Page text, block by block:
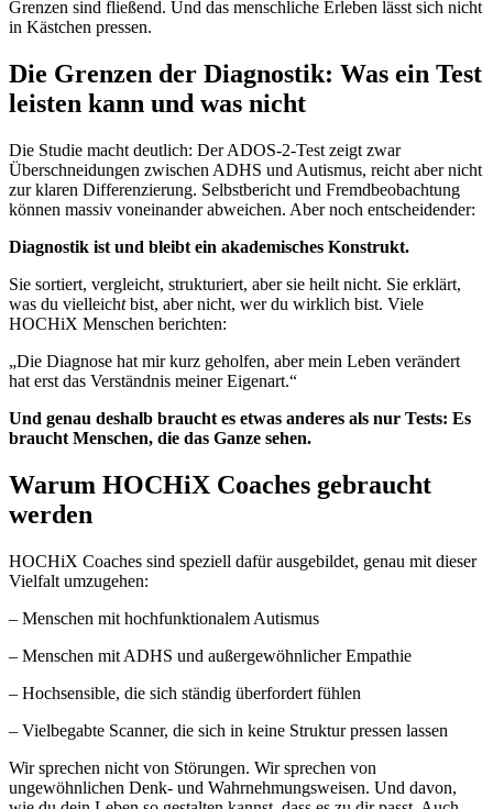
Grenzen sind fließend. Und das menschliche Erleben lässt sich nicht
in Kästchen pressen.
Die Grenzen der Diagnostik: Was ein Test
leisten kann und was nicht
Die Studie macht deutlich: Der ADOS-2-Test zeigt zwar
Überschneidungen zwischen ADHS und Autismus, reicht aber nicht
zur klaren Differenzierung. Selbstbericht und Fremdbeobachtung
können massiv voneinander abweichen. Aber noch entscheidender:
Diagnostik ist und bleibt ein akademisches Konstrukt.
Sie sortiert, vergleicht, strukturiert, aber sie heilt nicht. Sie erklärt,
was du vielleichtbist, aber nicht, wer du wirklich bist. Viele
HOCHiX Menschen berichten:
„Die Diagnose hat mir kurz geholfen, aber mein Leben verändert
hat erst das Verständnis meiner Eigenart.“
Und genau deshalb braucht es etwas anderes als nur Tests: Es
braucht Menschen, die das Ganze sehen.
Warum HOCHiX Coaches gebraucht
werden
HOCHiX Coaches sind speziell dafür ausgebildet, genau mit dieser
Vielfalt umzugehen:
– Menschen mit hochfunktionalem Autismus
– Menschen mit ADHS und außergewöhnlicher Empathie
– Hochsensible, die sich ständig überfordert fühlen
– Vielbegabte Scanner, die sich in keine Struktur pressen lassen
Wir sprechen nicht von Störungen. Wir sprechen von
ungewöhnlichen Denk- und Wahrnehmungsweisen. Und davon,